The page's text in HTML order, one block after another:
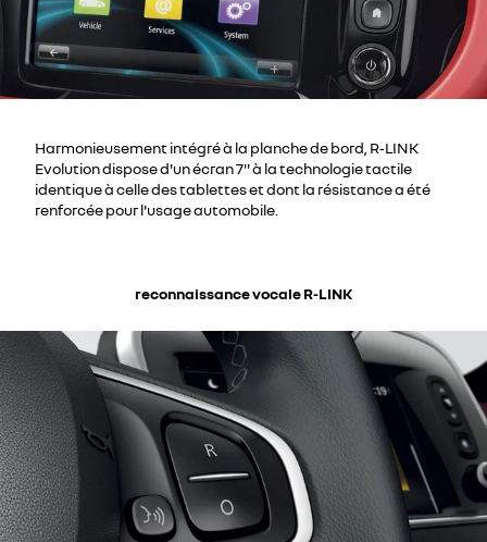
Harmonieusement intégré à la planche de bord, R‑LINK
Evolution dispose d'un écran 7'' à la technologie tactile
identique à celle des tablettes et dont la résistance a été
renforcée pour l'usage automobile.
reconnaissance vocale R-LINK